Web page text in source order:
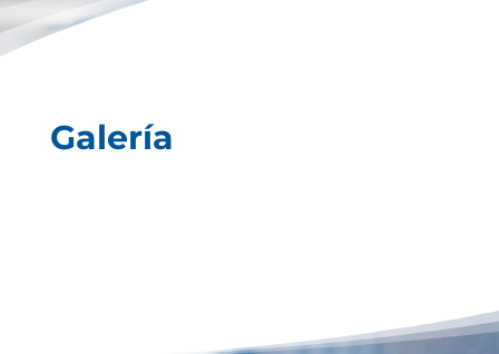
Galería